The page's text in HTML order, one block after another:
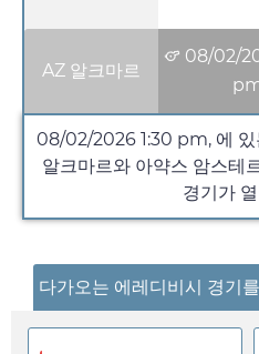
AZ 알크마르
08/02/
08/02/2026 1:30 pm, 에
알크마르와 아약스 암스테
경기가
다가오는 에레디비시 경기